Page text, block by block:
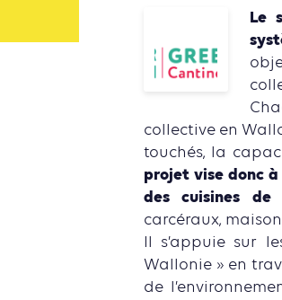
Le
collective en
touchés, la
projet vise donc
des cuisines
carcéraux,
Il s’appuie sur
Wallonie » en
de